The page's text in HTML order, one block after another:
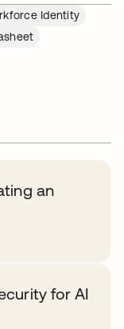
Identity
an
for AI